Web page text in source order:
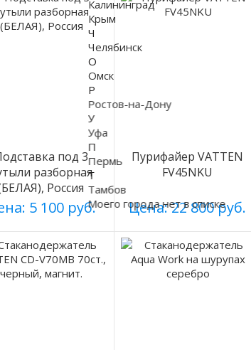
под 3
разборная
Россия
5 100 руб.
Пурифайер VATTEN
FV45NKU
Цена: 22 800 руб.
Калининград
Крым
Ч
Челябинск
О
Омск
Р
Ростов-на-Дону
У
Уфа
П
Пермь
Т
Тамбов
Моего города нет в списке